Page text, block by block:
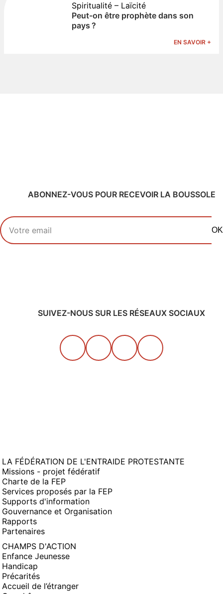
Spiritualité – Laïcité
Peut-on être prophète dans son
pays ?
EN SAVOIR +
ABONNEZ-VOUS POUR RECEVOIR LA BOUSSOLE
Votre adresse email
OK
SUIVEZ-NOUS SUR LES RÉSEAUX SOCIAUX
LA FÉDÉRATION DE L'ENTRAIDE PROTESTANTE
Missions - projet fédératif
Charte de la FEP
Services proposés par la FEP
Supports d'information
Gouvernance et Organisation
Rapports
Partenaires
CHAMPS D'ACTION
Enfance Jeunesse
Handicap
Précarités
Accueil de l’étranger